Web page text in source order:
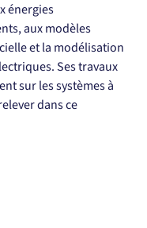
énergies
aux modèles
et la modélisation
Ses travaux
sur les systèmes à
dans ce